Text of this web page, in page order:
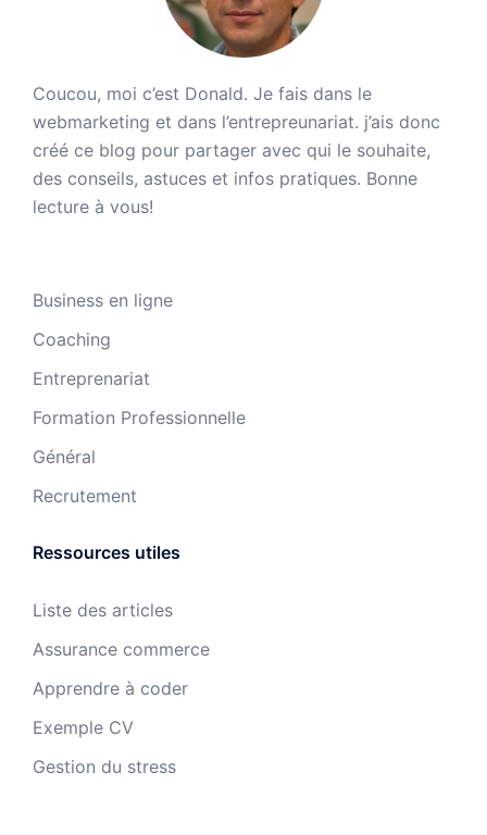
Coucou, moi c’est Donald. Je fais dans le
webmarketing et dans l’entrepreunariat. j’ais donc
créé ce blog pour partager avec qui le souhaite,
des conseils, astuces et infos pratiques. Bonne
lecture à vous!
Business en ligne
Coaching
Entreprenariat
Formation Professionnelle
Général
Recrutement
Ressources utiles
Liste des articles
Assurance commerce
Apprendre à coder
Exemple CV
Gestion du stress